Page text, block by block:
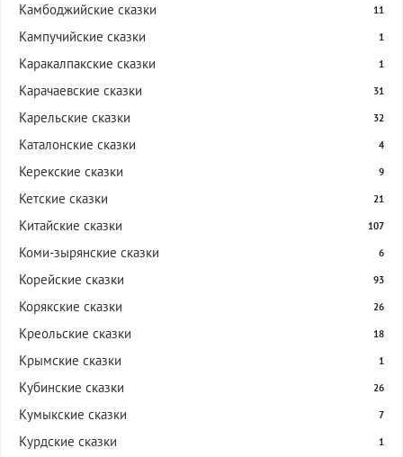
Камбоджийские сказки 11
Кампучийские сказки 1
Каракалпакские сказки 1
Карачаевские сказки 31
Карельские сказки 32
Каталонские сказки 4
Керекские сказки 9
Кетские сказки 21
Китайские сказки 107
Коми-зырянские сказки 6
Корейские сказки 93
Корякские сказки 26
Креольские сказки 18
Крымские сказки 1
Кубинские сказки 26
Кумыкские сказки 7
Курдские сказки 1